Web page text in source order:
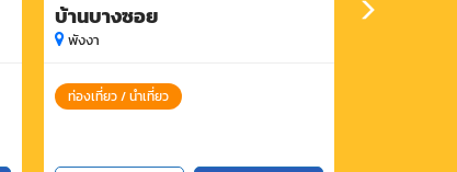
บ้านบางซอย
พังงา
ท่องเที่ยว / นำเที่ยว
บ้านโคกไค